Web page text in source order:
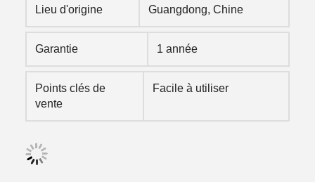
Lieu d'origine Guangdong, Chine
Garantie 1 année
Points clés de
vente
Facile à utiliser